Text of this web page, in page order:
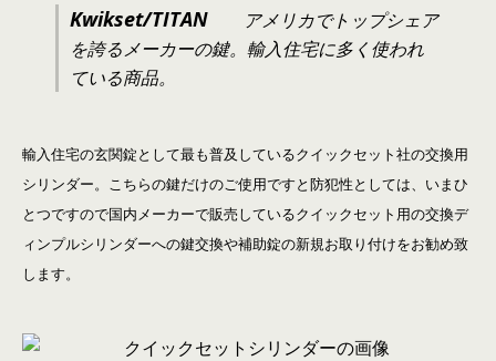
Kwikset/TITAN アメリカでトップシェア
を誇るメーカーの鍵。輸入住宅に多く使われ
ている商品。
輸入住宅の玄関錠として最も普及しているクイックセット社の交換用
シリンダー。こちらの鍵だけのご使用ですと防犯性としては、いまひ
とつですので国内メーカーで販売しているクイックセット用の交換デ
ィンプルシリンダーへの鍵交換や補助錠の新規お取り付けをお勧め致
します。